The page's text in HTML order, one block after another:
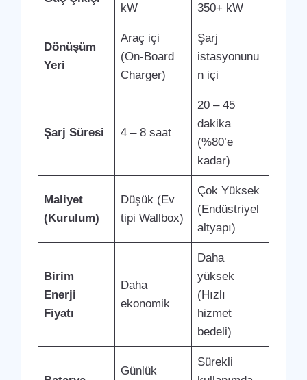
kW 350+ kW
Dönüşüm
Yeri
Araç içi
(On-Board
Charger)
Şarj
istasyonunu
n içi
Şarj Süresi 4 – 8 saat
20 – 45
dakika
(%80’e
kadar)
Maliyet
(Kurulum)
Düşük (Ev
tipi Wallbox)
Çok Yüksek
(Endüstriyel
altyapı)
Birim
Enerji
Fiyatı
Daha
ekonomik
Daha
yüksek
(Hızlı
hizmet
bedeli)
Günlük
Sürekli